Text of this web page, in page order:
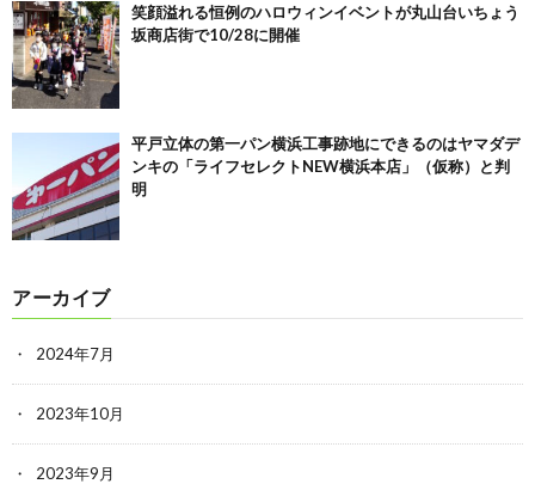
笑顔溢れる恒例のハロウィンイベントが丸山台いちょう
坂商店街で10/28に開催
平戸立体の第一パン横浜工事跡地にできるのはヤマダデ
ンキの「ライフセレクトNEW横浜本店」（仮称）と判
明
アーカイブ
2024年7月
2023年10月
2023年9月